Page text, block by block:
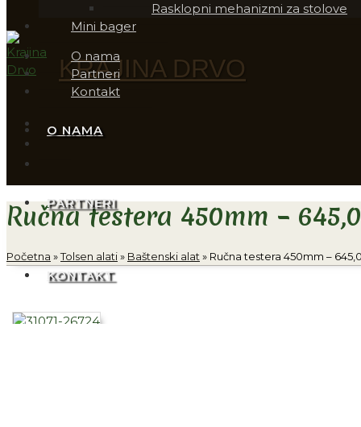
KRAJINA DRVO
O NAMA
PARTNERI
KONTAKT
Rasklopni mehanizmi za stolove
Mini bager
O nama
Partneri
Kontakt
Ručna testera 450mm –
Početna »Tolsen alati» Baštenski alat » Ručna testera 450mm –